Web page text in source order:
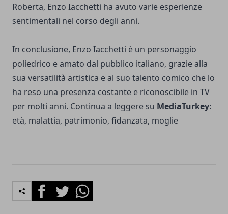
Roberta, Enzo Iacchetti ha avuto varie esperienze
sentimentali nel corso degli anni.
In conclusione, Enzo Iacchetti è un personaggio
poliedrico e amato dal pubblico italiano, grazie alla
sua versatilità artistica e al suo talento comico che lo
ha reso una presenza costante e riconoscibile in TV
per molti anni. Continua a leggere su MediaTurkey:
età, malattia, patrimonio, fidanzata, moglie
FacebookTwitterWhatsapp